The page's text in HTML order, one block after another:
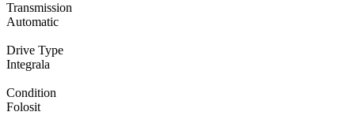
Transmission
Automatic
Drive Type
Integrala
Condition
Folosit